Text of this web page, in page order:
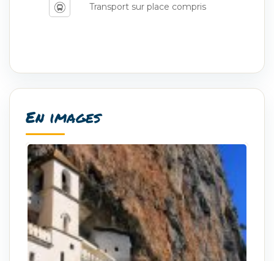
Transport sur place compris
En images